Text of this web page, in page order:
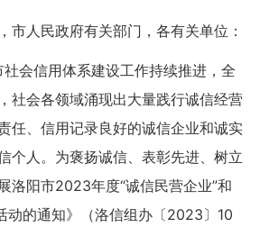
人民政府有关部门，各有关单位：
信用体系建设工作持续推进，全
社会各领域涌现出大量践行诚信经营
任、信用记录良好的诚信企业和诚实
个人。为褒扬诚信、表彰先进、树立
洛阳市2023年度“诚信民营企业”和
动的通知》（洛信组办〔2023〕10